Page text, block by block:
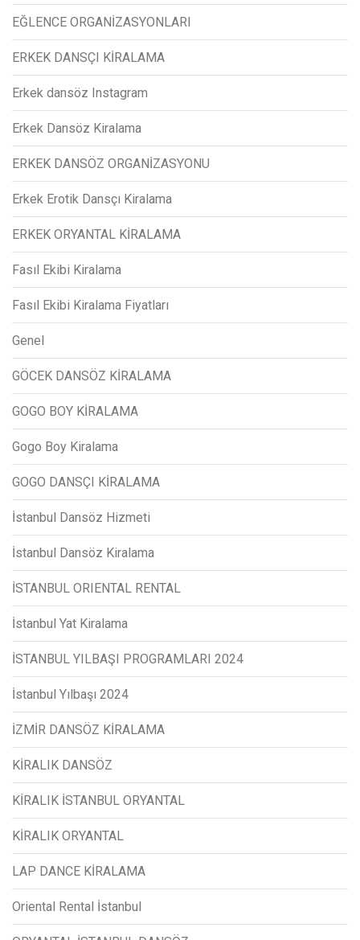
EĞLENCE ORGANİZASYONLARI
ERKEK DANSÇI KİRALAMA
Erkek dansöz Instagram
Erkek Dansöz Kiralama
ERKEK DANSÖZ ORGANİZASYONU
Erkek Erotik Dansçı Kiralama
ERKEK ORYANTAL KİRALAMA
Fasıl Ekibi Kiralama
Fasıl Ekibi Kiralama Fiyatları
Genel
GÖCEK DANSÖZ KİRALAMA
GOGO BOY KİRALAMA
Gogo Boy Kiralama
GOGO DANSÇI KİRALAMA
İstanbul Dansöz Hizmeti
İstanbul Dansöz Kiralama
İSTANBUL ORIENTAL RENTAL
İstanbul Yat Kiralama
İSTANBUL YILBAŞI PROGRAMLARI 2024
İstanbul Yılbaşı 2024
İZMİR DANSÖZ KİRALAMA
KİRALIK DANSÖZ
KİRALIK İSTANBUL ORYANTAL
KİRALIK ORYANTAL
LAP DANCE KİRALAMA
Oriental Rental İstanbul